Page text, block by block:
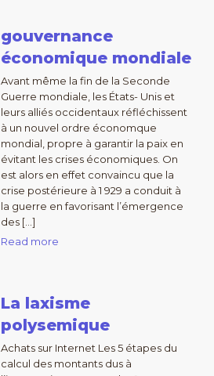
gouvernance
économique mondiale
Avant même la fin de la Seconde
Guerre mondiale, les États- Unis et
leurs alliés occidentaux réfléchissent
à un nouvel ordre économque
mondial, propre à garantir la paix en
évitant les crises économiques. On
est alors en effet convaincu que la
crise postérieure à 1 929 a conduit à
la guerre en favorisant l’émergence
des […]
Read more
La laxisme
polysemique
Achats sur Internet Les 5 étapes du
calcul des montants dus à